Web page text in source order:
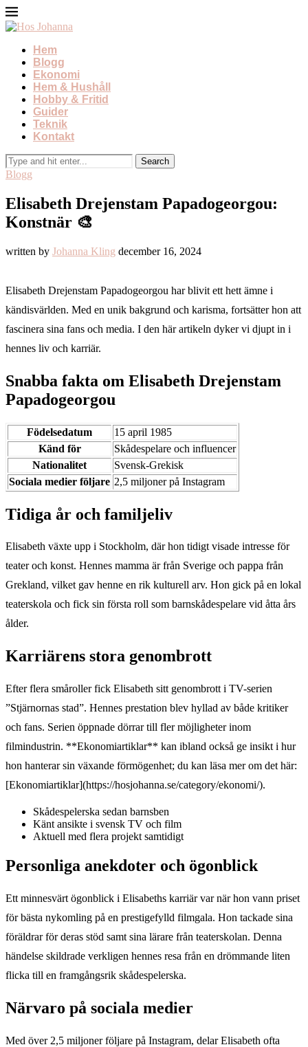
Hem
Blogg
Ekonomi
Hem & Hushåll
Hobby & Fritid
Guider
Teknik
Kontakt
Blogg
Elisabeth Drejenstam Papadogeorgou:
Konstnär 🎨
written by Johanna Kling december 16, 2024
Elisabeth Drejenstam Papadogeorgou har blivit ett hett ämne i
kändisvärlden. Med en unik bakgrund och karisma, fortsätter hon att
fascinera sina fans och media. I den här artikeln dyker vi djupt in i
hennes liv och karriär.
Snabba fakta om Elisabeth Drejenstam
Papadogeorgou
Födelsedatum
15 april 1985
Känd för
Skådespelare och influencer
Nationalitet
Svensk-Grekisk
Sociala medier följare 2,5 miljoner på Instagram
Tidiga år och familjeliv
Elisabeth växte upp i Stockholm, där hon tidigt visade intresse för
teater och konst. Hennes mamma är från Sverige och pappa från
Grekland, vilket gav henne en rik kulturell arv. Hon gick på en lokal
teaterskola och fick sin första roll som barnskådespelare vid åtta års
ålder.
Karriärens stora genombrott
Efter flera småroller fick Elisabeth sitt genombrott i TV-serien
”Stjärnornas stad”. Hennes prestation blev hyllad av både kritiker
och fans. Serien öppnade dörrar till fler möjligheter inom
filmindustrin. **Ekonomiartiklar** kan ibland också ge insikt i hur
hon hanterar sin växande förmögenhet; du kan läsa mer om det här:
[Ekonomiartiklar](https://hosjohanna.se/category/ekonomi/).
Skådespelerska sedan barnsben
Känt ansikte i svensk TV och film
Aktuell med flera projekt samtidigt
Personliga anekdoter och ögonblick
Ett minnesvärt ögonblick i Elisabeths karriär var när hon vann priset
för bästa nykomling på en prestigefylld filmgala. Hon tackade sina
föräldrar för deras stöd samt sina lärare från teaterskolan. Denna
händelse skildrade verkligen hennes resa från en drömmande liten
flicka till en framgångsrik skådespelerska.
Närvaro på sociala medier
Med över 2,5 miljoner följare på Instagram, delar Elisabeth ofta